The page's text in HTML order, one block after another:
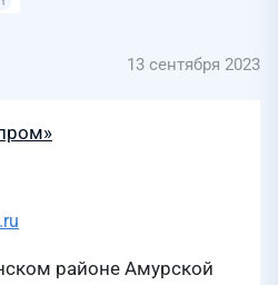
13 сентября 2023
районе Амурской